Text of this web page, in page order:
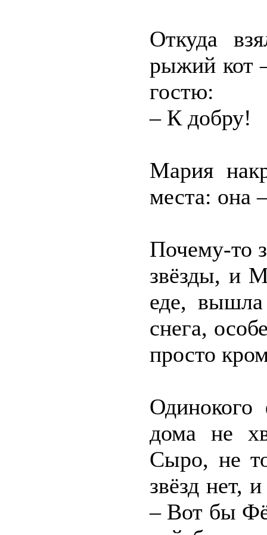
Откуда
рыжий кот
гостю:
– К добру!
Мария
места: она
Почему-то
звёзды, и
еде,
снега,
просто
Одинокого
дома не
Сыро, не
звёзд нет,
– Вот бы